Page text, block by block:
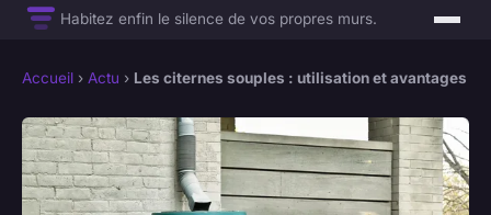
Habitez enfin le silence de vos propres murs.
Accueil › Actu › Les citernes souples : utilisation et avantages